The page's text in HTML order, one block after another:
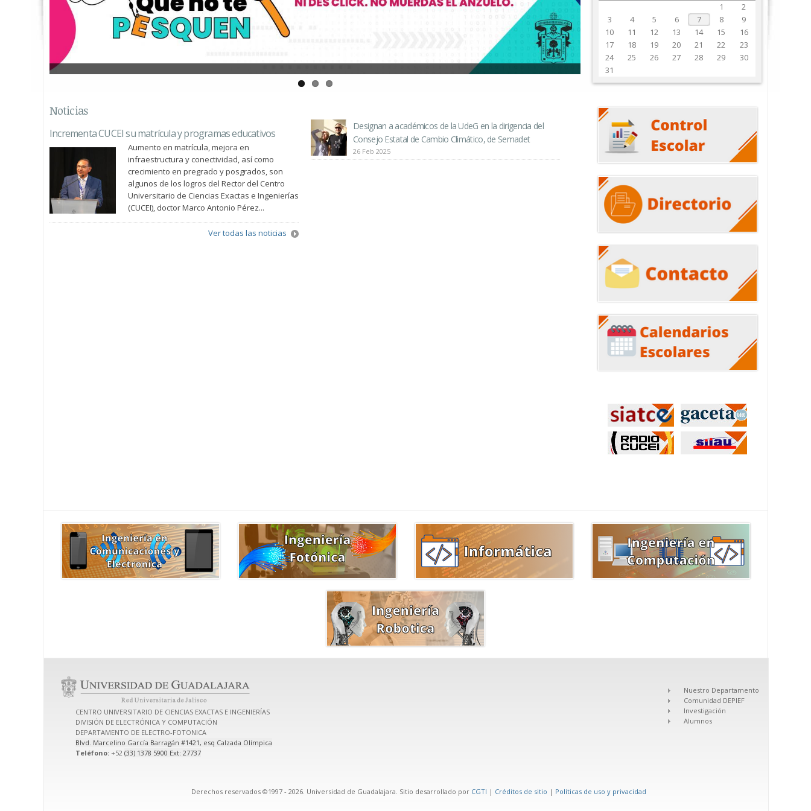
Noticias
Incrementa CUCEI su matrícula y programas educativos
Aumento en matrícula, mejora en
infraestructura y conectividad, así como
crecimiento en pregrado y posgrados, son
algunos de los logros del Rector del Centro
Universitario de Ciencias Exactas e Ingenierías
(CUCEI), doctor Marco Antonio Pérez...
Ver todas las noticias
Designan a académicos de la UdeG en la dirigencia del
Consejo Estatal de Cambio Climático, de Semadet
26 Feb 2025
1
2
3
4 5 6 7 8
9
10
11 12 13 14 15
16
17
18 19 20 21 22
23
24
25 26 27 28 29
30
31
CENTRO UNIVERSITARIO DE CIENCIAS EXACTAS E INGENIERÍAS
DIVISIÓN DE ELECTRÓNICA Y COMPUTACIÓN
DEPARTAMENTO DE ELECTRO-FOTONICA
Blvd. Marcelino García Barragán #1421, esq Calzada Olímpica
Teléfono: +52 (33) 1378 5900 Ext: 27737
Nuestro Departamento
Comunidad DEPIEF
Investigación
Alumnos
Derechos reservados ©1997 - 2026. Universidad de Guadalajara. Sitio desarrollado por CGTI | Créditos de sitio | Políticas de uso y privacidad